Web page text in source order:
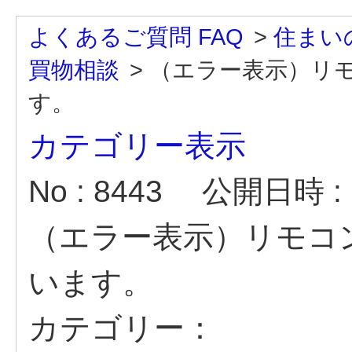
よくあるご質問 FAQ > 住まい
買物相談 >
（エラー表示）
す。
カテゴリー表示
No : 8443
公開日時
（エラー表示）リモ
います。
カテゴリー：